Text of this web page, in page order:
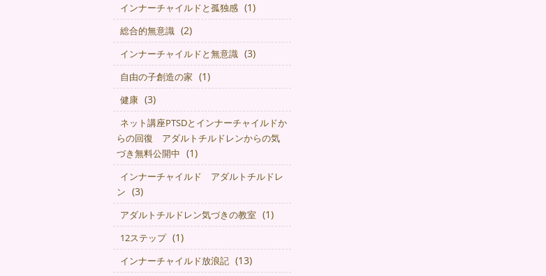
インナーチャイルドと孤独感 (1)
総合的無意識 (2)
インナーチャイルドと無意識 (3)
自由の子創造の家 (1)
健康 (3)
ネット講座PTSDとインナーチャイルドか
らの回復 アダルトチルドレンからの気
づき無料公開中 (1)
インナーチャイルド アダルトチルドレ
ン (3)
アダルトチルドレン気づきの教室 (1)
12ステップ (1)
インナーチャイルド放浪記 (13)